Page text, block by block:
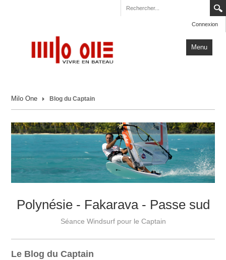
Connexion
Menu
Carnets de Voyage
Actualités
Plus
Milo One Blog du Captain
Polynésie - Fakarava - Passe sud
Séance Windsurf pour le Captain
Le Blog du Captain